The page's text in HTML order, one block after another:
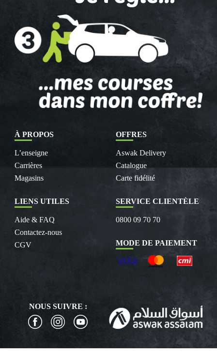
À PROPOS
L’enseigne
Carrières
Magasins
OFFRES
Aswak Delivery
Catalogue
Carte fidélité
LIENS UTILES
Aide & FAQ
Contactez-nous
CGV
SERVICE CLIENTÈLE
0800 09 70 70
MODE DE PAIEMENT
NOUS SUIVRE :